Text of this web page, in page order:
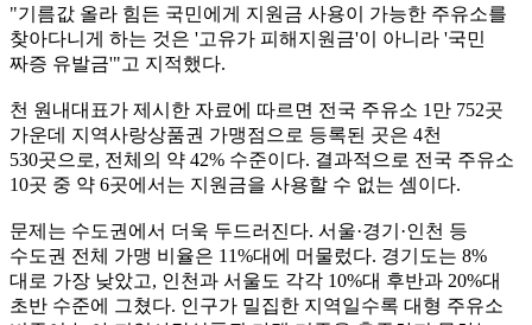
"기름값 올라 힘든 국민에게 지원금 사용이 가능한 주유소를
찾아다니게 하는 것은 '고유가 피해지원금'이 아니라 '국민
짜증 유발금'"고 지적했다.
천 원내대표가 제시한 자료에 따르면 전국 주유소 1만 752곳
가운데 지역사랑상품권 가맹점으로 등록된 곳은 4천
530곳으로, 전체의 약 42% 수준이다. 결과적으로 전국 주유소
10곳 중 약 6곳에서는 지원금을 사용할 수 없는 셈이다.
문제는 수도권에서 더욱 두드러진다. 서울·경기·인천 등
수도권 전체 가맹 비율은 11%대에 머물렀다. 경기도는 8%
대로 가장 낮았고, 인천과 서울도 각각 10%대 후반과 20%대
초반 수준에 그쳤다. 인구가 밀집한 지역일수록 대형 주유소